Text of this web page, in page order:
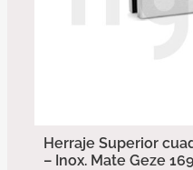
Herraje Superior
– Inox. Mate Geze